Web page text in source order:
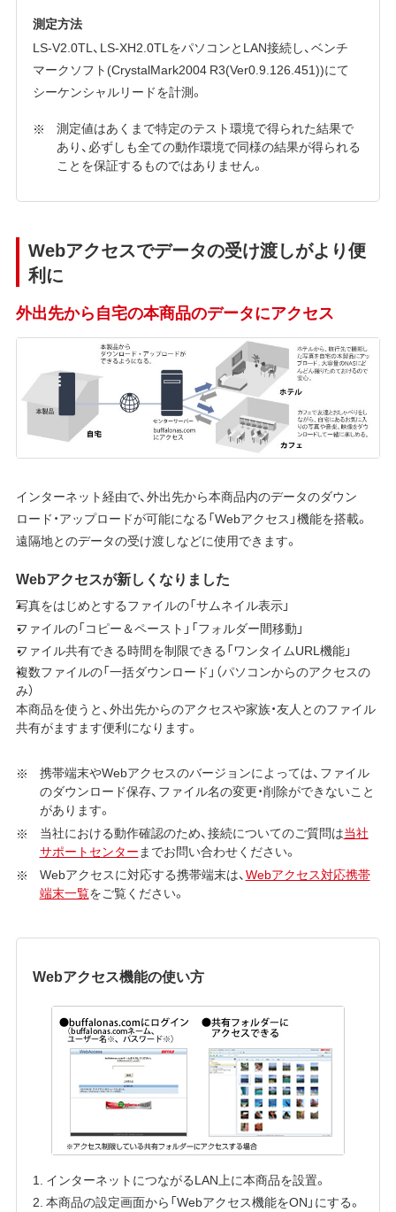
測定方法
LS-V2.0TL、LS-XH2.0TLをパソコンとLAN接続し、ベンチ
マークソフト(CrystalMark2004 R3(Ver0.9.126.451))にて
シーケンシャルリードを計測。
測定値はあくまで特定のテスト環境で得られた結果で
あり、必ずしも全ての動作環境で同様の結果が得られる
ことを保証するものではありません。
Webアクセスでデータの受け渡しがより便
利に
外出先から自宅の本商品のデータにアクセス
インターネット経由で、外出先から本商品内のデータのダウン
ロード・アップロードが可能になる「Webアクセス」機能を搭載。
遠隔地とのデータの受け渡しなどに使用できます。
Webアクセスが新しくなりました
写真をはじめとするファイルの「サムネイル表示」
ファイルの「コピー＆ペースト」「フォルダー間移動」
ファイル共有できる時間を制限できる「ワンタイムURL機能」
複数ファイルの「一括ダウンロード」（パソコンからのアクセスの
み）
本商品を使うと、外出先からのアクセスや家族・友人とのファイル
共有がますます便利になります。
携帯端末やWebアクセスのバージョンによっては、ファイル
のダウンロード保存、ファイル名の変更・削除ができないこと
があります。
当社における動作確認のため、接続についてのご質問は当社
サポートセンターまでお問い合わせください。
Webアクセスに対応する携帯端末は、Webアクセス対応携帯
端末一覧をご覧ください。
Webアクセス機能の使い方
1. インターネットにつながるLAN上に本商品を設置。
2. 本商品の設定画面から「Webアクセス機能をON」にする。